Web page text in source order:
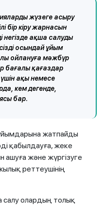
жүзеге асыру
бір кіру жарнасын
негізде ақша салуды
осындай ұйым
ойлануға мәжбүр
бағалы қағаздар
ақы немесе
кем дегенде,
бар.
жатпайды
қабылдауға, жеке
ашуға және жүргізуге
реттеушінің
салу олардың толық